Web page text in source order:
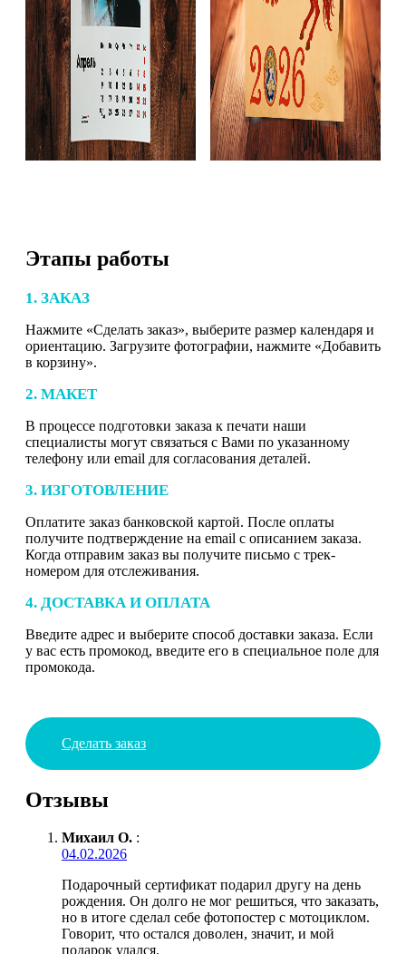
Этапы работы
1. ЗАКАЗ
Нажмите «Сделать заказ», выберите размер календаря и
ориентацию. Загрузите фотографии, нажмите «Добавить
в корзину».
2. МАКЕТ
В процессе подготовки заказа к печати наши
специалисты могут связаться с Вами по указанному
телефону или email для согласования деталей.
3. ИЗГОТОВЛЕНИЕ
Оплатите заказ банковской картой. После оплаты
получите подтверждение на email с описанием заказа.
Когда отправим заказ вы получите письмо с трек-
номером для отслеживания.
4. ДОСТАВКА И ОПЛАТА
Введите адрес и выберите способ доставки заказа. Если
у вас есть промокод, введите его в специальное поле для
промокода.
Сделать заказ
Отзывы
Михаил О. :
04.02.2026
Подарочный сертификат подарил другу на день
рождения. Он долго не мог решиться, что заказать,
но в итоге сделал себе фотопостер с мотоциклом.
Говорит, что остался доволен, значит, и мой
подарок удался.